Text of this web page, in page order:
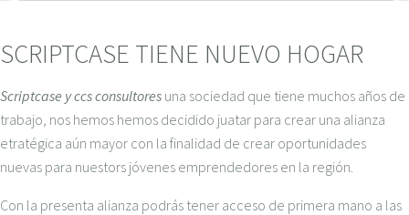
SCRIPTCASE TIENE NUEVO HOGAR
Scriptcase y ccs consultores una sociedad que tiene muchos años de
trabajo, nos hemos hemos decidido juatar para crear una alianza
etratégica aún mayor con la finalidad de crear oportunidades
nuevas para nuestors jóvenes emprendedores en la región.
Con la presenta alianza podrás tener acceso de primera mano a las